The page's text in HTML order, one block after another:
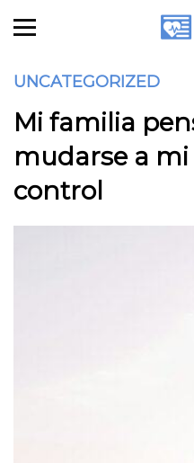
UNCATEGORIZED
Mi familia
mudarse a mi
control